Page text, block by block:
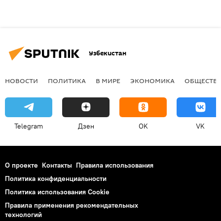
Узбекистан
НОВОСТИ ПОЛИТИКА В МИРЕ ЭКОНОМИКА
Telegram Дзен OK VK
О проекте Контакты Правила использования
Политика конфиденциальности
Политика использования Cookie
Правила применения рекомендательных
технологий